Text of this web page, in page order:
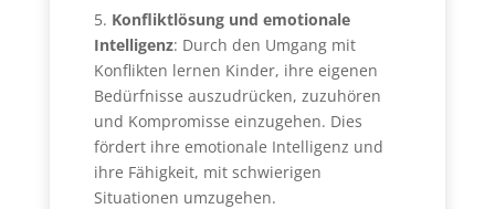
5. Konfliktlösung und emotionale
Intelligenz: Durch den Umgang mit
Konflikten lernen Kinder, ihre eigenen
Bedürfnisse auszudrücken, zuzuhören
und Kompromisse einzugehen. Dies
fördert ihre emotionale Intelligenz und
ihre Fähigkeit, mit schwierigen
Situationen umzugehen.